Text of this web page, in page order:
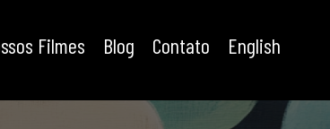
Filmes Blog Contato English